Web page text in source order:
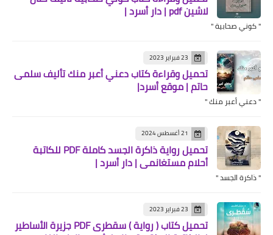
لاشين pdf | دار أسرد |
" كوني صحابية "
23 فبراير 2023
تحميل وقراءة كتاب دعني أعبر منك تأليف سلمى
حاتم | موقع أسرد|
" دعني أعبر منك "
21 أغسطس 2024
تحميل رواية ذاكرة الجسد كاملة PDF للكاتبة
أحلام مستغانمي | دار أسرد |
" ذاكرة الجسد "
23 فبراير 2023
تحميل كتاب ( رواية ) سقطرى PDF جزيرة الأساطير